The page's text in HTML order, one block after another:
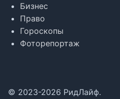
Бизнес
Право
Гороскопы
Фоторепортаж
© 2023-2026 РидЛайф.